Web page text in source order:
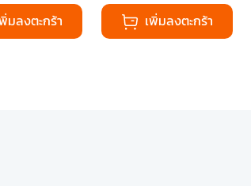
มลงตะกร้า
เพิ่มลงตะกร้า